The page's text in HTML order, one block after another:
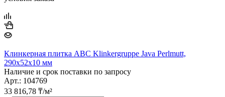
Клинкерная плитка ABC Klinkergruppe Java Perlmutt,
290х52х10 мм
Наличие и срок поставки по запросу
Арт.: 104769
33 816,78 ₸/м²